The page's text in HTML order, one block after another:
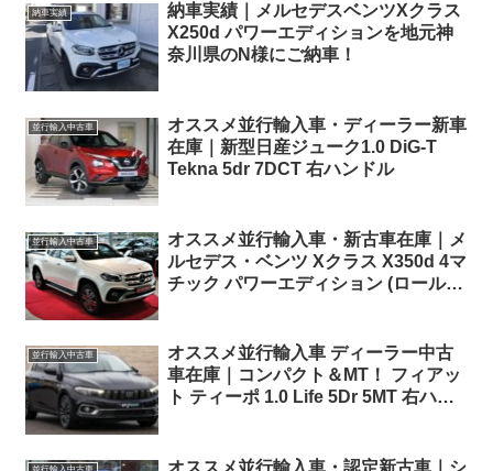
納車実績
納車実績｜メルセデスベンツXクラス
X250d パワーエディションを地元神
奈川県のN様にご納車！
並行輸入中古車
オススメ並行輸入車・ディーラー新車
在庫｜新型日産ジューク1.0 DiG-T
Tekna 5dr 7DCT 右ハンドル
並行輸入中古車
オススメ並行輸入車・新古車在庫｜メ
ルセデス・ベンツ Xクラス X350d 4マ
チック パワーエディション (ロールシ
ドル
並行輸入中古車
オススメ並行輸入車 ディーラー中古
車在庫｜コンパクト＆MT！ フィアッ
ト ティーポ 1.0 Life 5Dr 5MT 右ハン